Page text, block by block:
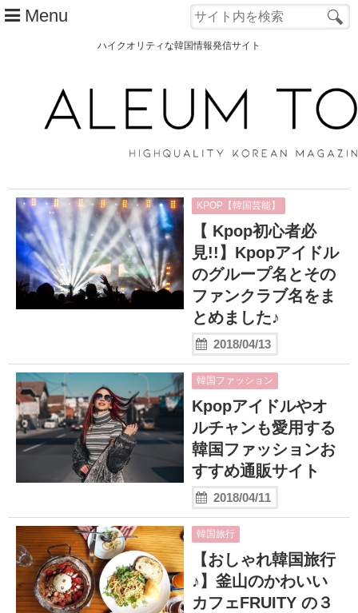
Menu
ALEUM TOWNとは？
韓国ファッション
韓国コスメ
韓国旅行
韓国 美容
新大久保
その他
お問い合わせ
Close
ハイクオリティな韓国情報発信サイト
KPOP【韓国芸能】
【 Kpop初心者必
見!!】Kpopアイドル
のグループ名とその
ファンクラブ名をま
とめました♪
2018/04/13
韓国ファッション
Kpopアイドルやオ
ルチャンも愛用する
韓国ファッションお
すすめ通販サイト
2018/04/11
韓国旅行
【おしゃれ韓国旅行
♪】釜山のかわいい
カフェFRUITY の３